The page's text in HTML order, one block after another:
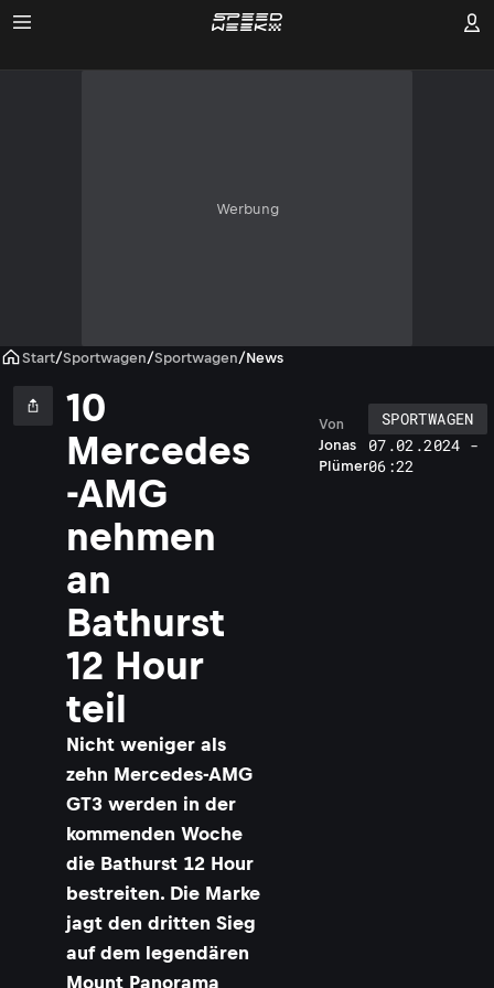
Werbung
Start/Sportwagen/Sportwagen/News
10
Mercedes
-AMG
nehmen
an
Bathurst
12 Hour
teil
Nicht weniger als
zehn Mercedes-AMG
GT3 werden in der
kommenden Woche
die Bathurst 12 Hour
bestreiten. Die Marke
jagt den dritten Sieg
auf dem legendären
Mount Panorama
Jonas
Plümer
Von
SPORTWAGEN
07.02.2024 -
06:22